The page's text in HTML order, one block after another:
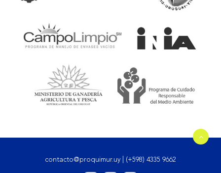
contacto@proquimur.uy (+598) 4335 9662